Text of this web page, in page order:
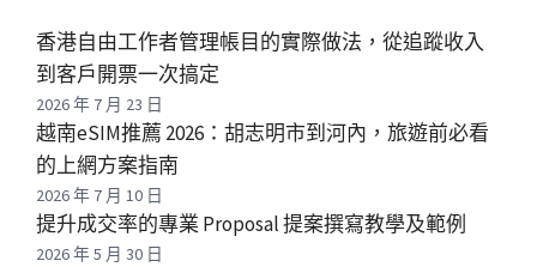
香港自由工作者管理帳目的實際做法，從追蹤收入
到客戶開票一次搞定
2026 年 7 月 23 日
越南eSIM推薦 2026：胡志明市到河內，旅遊前必看
的上網方案指南
2026 年 7 月 10 日
提升成交率的專業 Proposal 提案撰寫教學及範例
2026 年 5 月 30 日